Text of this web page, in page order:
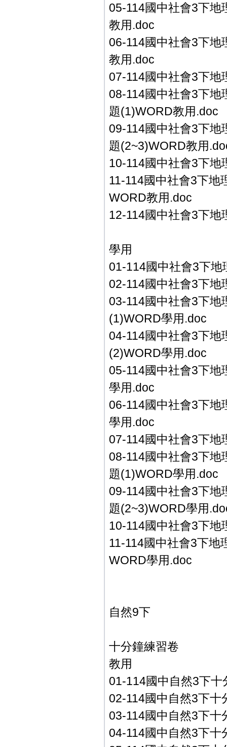
05-114國中社會3下
教用.doc
06-114國中社會3下
教用.doc
07-114國中社會3下
08-114國中社會3下
題(1)WORD教用.doc
09-114國中社會3下
題(2~3)WORD教用
10-114國中社會3下
11-114國中社會3下地
WORD教用.doc
12-114國中社會3下
學用
01-114國中社會3下
02-114國中社會3下
03-114國中社會3下
(1)WORD學用.doc
04-114國中社會3下
(2)WORD學用.doc
05-114國中社會3下
學用.doc
06-114國中社會3下
學用.doc
07-114國中社會3下
08-114國中社會3下
題(1)WORD學用.doc
09-114國中社會3下
題(2~3)WORD學用
10-114國中社會3下
11-114國中社會3下地
WORD學用.doc
自然9下
十分鐘練習卷
教用
01-114國中自然3下
02-114國中自然3下
03-114國中自然3下
04-114國中自然3下